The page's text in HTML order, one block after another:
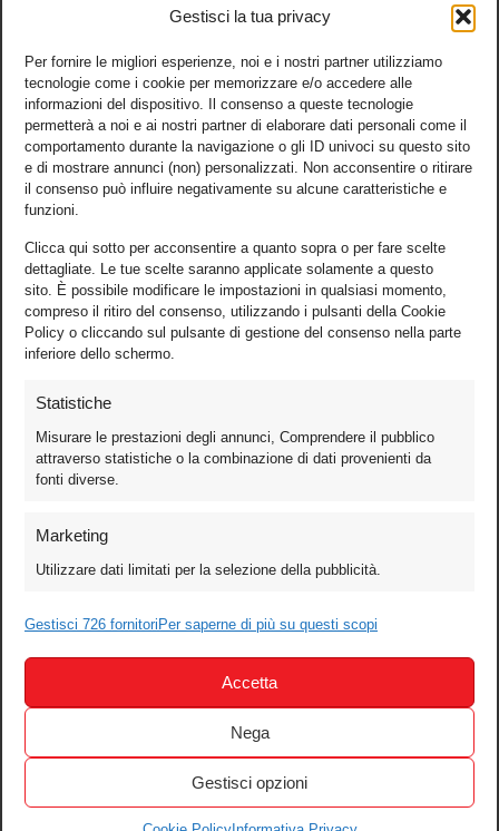
Gestisci la tua privacy
Per fornire le migliori esperienze, noi e i nostri partner utilizziamo
tecnologie come i cookie per memorizzare e/o accedere alle
informazioni del dispositivo. Il consenso a queste tecnologie
permetterà a noi e ai nostri partner di elaborare dati personali come il
comportamento durante la navigazione o gli ID univoci su questo sito
e di mostrare annunci (non) personalizzati. Non acconsentire o ritirare
il consenso può influire negativamente su alcune caratteristiche e
funzioni.
Clicca qui sotto per acconsentire a quanto sopra o per fare scelte
dettagliate. Le tue scelte saranno applicate solamente a questo
sito. È possibile modificare le impostazioni in qualsiasi momento,
compreso il ritiro del consenso, utilizzando i pulsanti della Cookie
Policy o cliccando sul pulsante di gestione del consenso nella parte
inferiore dello schermo.
Statistiche
Misurare le prestazioni degli annunci, Comprendere il pubblico
attraverso statistiche o la combinazione di dati provenienti da
fonti diverse.
Marketing
Utilizzare dati limitati per la selezione della pubblicità.
Gestisci 726 fornitori Per saperne di più su questi scopi
Accetta
Nega
Gestisci opzioni
Games
Test
Audio
Festival & Concorsi